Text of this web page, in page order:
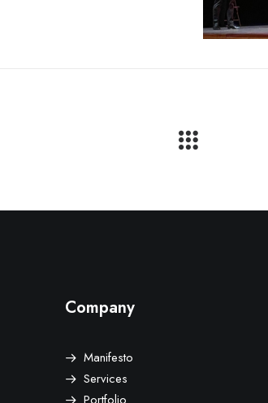
Company
Manifesto
Services